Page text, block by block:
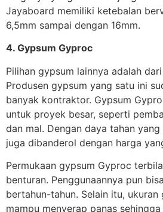
Jayaboard memiliki ketebalan
6,5mm sampai dengan 16mm.
4. Gypsum Gyproc
Pilihan gypsum lainnya adalah
Produsen gypsum yang satu ini
banyak kontraktor. Gypsum
untuk proyek besar, seperti
dan mal. Dengan daya tahan
juga dibanderol dengan harga
Permukaan gypsum Gyproc
benturan. Penggunaannya pun
bertahun-tahun. Selain itu, ukuran
mampu menyerap panas